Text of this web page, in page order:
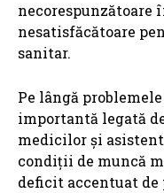
nesatisfăcătoare
sanitar.
Pe lângă
importantă legată
medicilor și
condiții de muncă
deficit accentuat de